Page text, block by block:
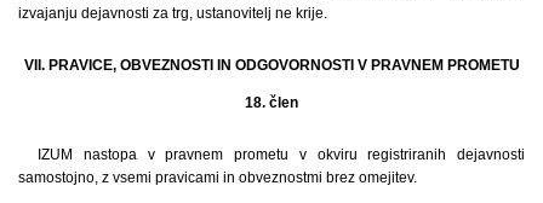
izvajanju dejavnosti za trg, ustanovitelj ne krije.
VII. PRAVICE, OBVEZNOSTI IN ODGOVORNOSTI V PRAVNEM PROMETU
18. člen
IZUM nastopa v pravnem prometu v okviru registriranih dejavnosti
samostojno, z vsemi pravicami in obveznostmi brez omejitev.